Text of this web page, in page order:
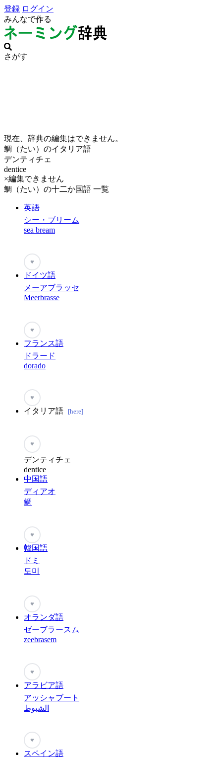
登録 ログイン
みんなで作る
さがす
現在、辞典の編集はできません。
鯛（たい）のイタリア語
デンティチェ
dentice
×編集できません
鯛（たい）の十二か国語 一覧
英語
シー・ブリーム
sea bream
♥
ドイツ語
メーアブラッセ
Meerbrasse
♥
フランス語
ドラード
dorado
♥
イタリア語 [here]
♥
デンティチェ
dentice
中国語
ディアオ
鲷
♥
韓国語
ドミ
도미
♥
オランダ語
ゼーブラースム
zeebrasem
♥
アラビア語
アッシャブート
الشبوط
♥
スペイン語